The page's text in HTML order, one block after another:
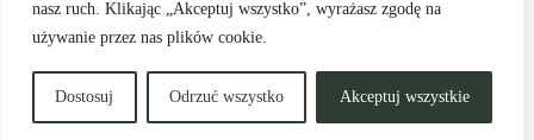
nasz ruch. Klikając „Akceptuj wszystko”, wyrażasz zgodę na
używanie przez nas plików cookie.
Dostosuj Odrzuć wszystko Akceptuj wszystkie
Rochet
Zegarki specjalne